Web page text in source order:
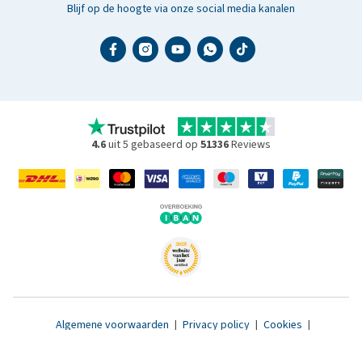
Blijf op de hoogte via onze social media kanalen
4.6uit 5 gebaseerd op 51336Reviews
Algemene voorwaarden | Privacy policy | Cookies |